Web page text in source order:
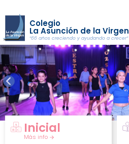
Colegio
La Asunción de la Virgen
“66 años creciendo y ayudando a crecer”
Inicial
Más info